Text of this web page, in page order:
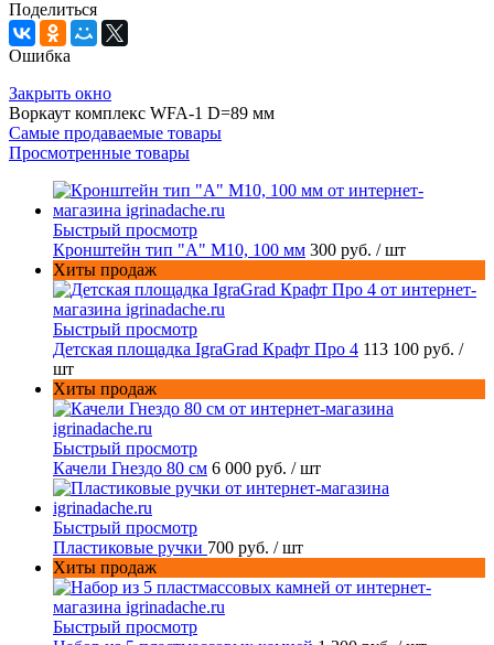
Поделиться
Ошибка
Закрыть окно
Воркаут комплекс WFA-1 D=89 мм
Самые продаваемые товары
Просмотренные товары
Быстрый просмотр
Кронштейн тип "A" M10, 100 мм 300 руб. / шт
Хиты продаж
Быстрый просмотр
Детская площадка IgraGrad Крафт Про 4 113 100 руб. /
шт
Хиты продаж
Быстрый просмотр
Качели Гнездо 80 см 6 000 руб. / шт
Быстрый просмотр
Пластиковые ручки 700 руб. / шт
Хиты продаж
Быстрый просмотр